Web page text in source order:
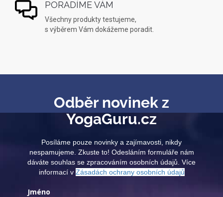
PORADÍME VÁM
Všechny produkty testujeme,
s výběrem Vám dokážeme poradit.
Odběr novinek z
YogaGuru.cz
Posíláme pouze novinky a zajímavosti, nikdy
nespamujeme. Zkuste to! Odesláním formuláře nám
dáváte souhlas se zpracováním osobních údajů. Více
informací v Zásadách ochrany osobních údajů
Jméno